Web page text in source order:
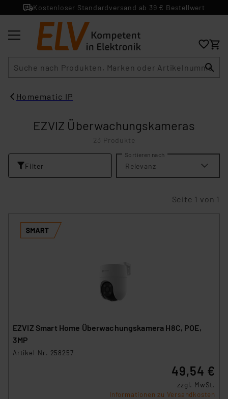
Kostenloser Standardversand ab 39 € Bestellwert
Homematic IP
EZVIZ Überwachungskameras
23 Produkte
Filter
Sortieren nach
Relevanz
Seite 1 von 1
EZVIZ Smart Home Überwachungskamera H8C, POE,
3MP
Artikel-Nr. 258257
49,54 €
zzgl. MwSt.
Informationen zu Versandkosten